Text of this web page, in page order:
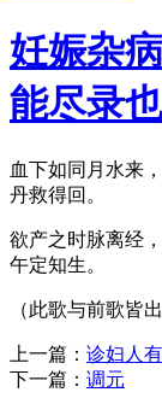
妊娠杂
能尽录也
血下如同月水来
丹救得回。
欲产之时脉离经
午定知生。
（此歌与前歌皆
上一篇： 诊妇人
下一篇： 调元